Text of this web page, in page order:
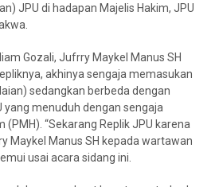
JPU di hadapan Majelis Hakim, JPU
Gozali, Jufrry Maykel Manus SH
akhinya sengaja memasukan
sedangkan berbeda dengan
menuduh dengan sengaja
“Sekarang Replik JPU karena
Maykel Manus SH kepada wartawan
usai acara sidang ini.